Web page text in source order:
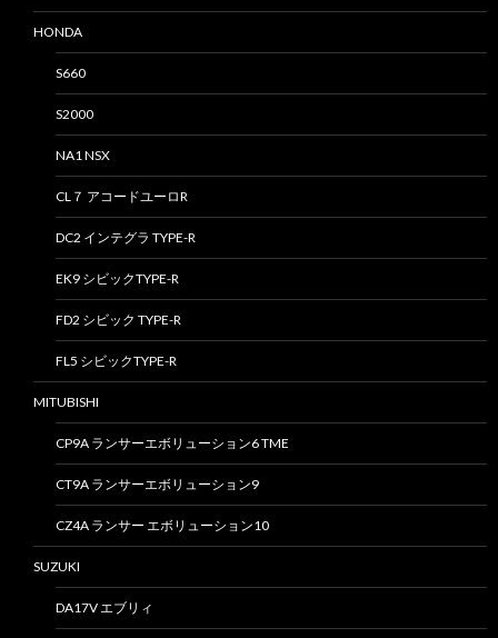
HONDA
S660
S2000
NA1 NSX
CL７ アコードユーロR
DC2 インテグラ TYPE-R
EK9 シビックTYPE-R
FD2 シビック TYPE-R
FL5 シビックTYPE-R
MITUBISHI
CP9A ランサーエボリューション6 TME
CT9A ランサーエボリューション9
CZ4A ランサー エボリューション10
SUZUKI
DA17V エブリィ